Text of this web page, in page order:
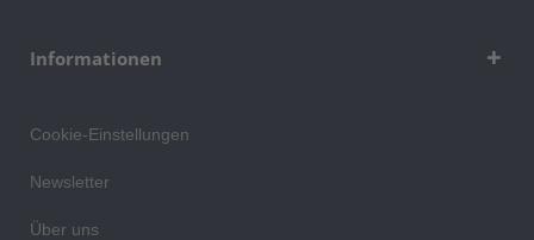
Informationen
Cookie-Einstellungen
Newsletter
Über uns